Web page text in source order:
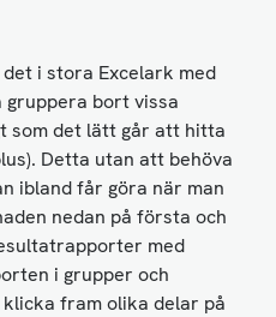
i stora Excelark med
bort vissa
som det lätt går att hitta
Detta utan att behöva
ibland får göra när man
nedan på första och
med
i grupper och
fram olika delar på